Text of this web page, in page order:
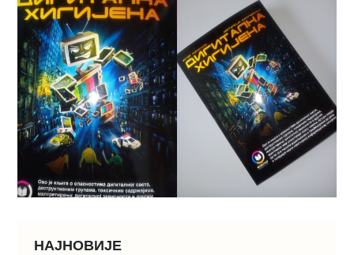
НАЈНОВИЈЕ